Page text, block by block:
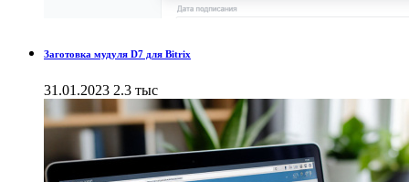
Заготовка мудуля D7 для Bitrix
31.01.2023 2.3 тыс